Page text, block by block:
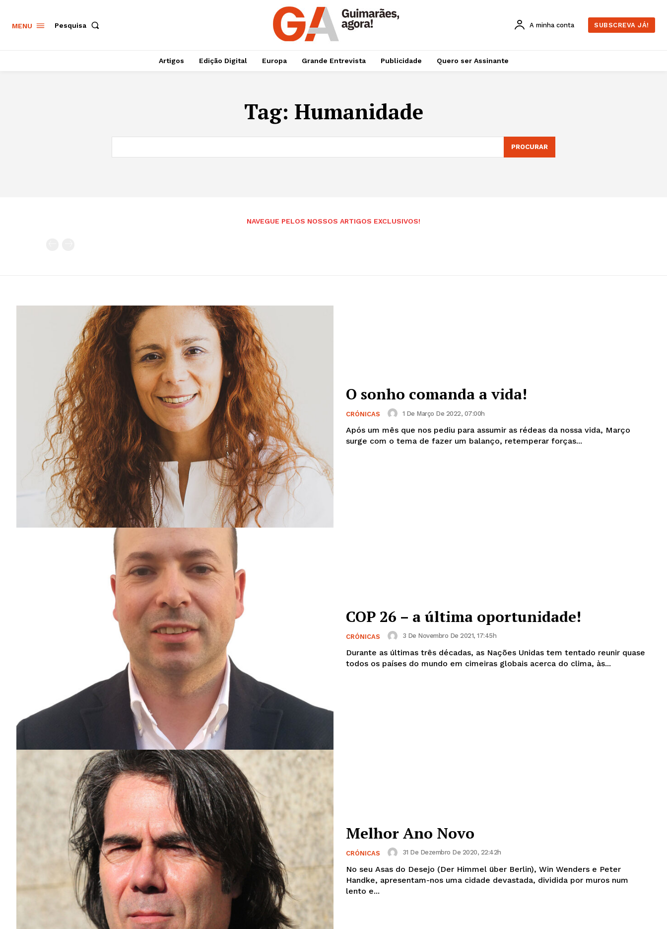
MENU Pesquisa A minha conta SUBSCREVA JÁ!
Artigos Edição Digital Europa Grande Entrevista Publicidade Quero ser Assinante
Tag: Humanidade
PROCURAR
NAVEGUE PELOS NOSSOS ARTIGOS EXCLUSIVOS!
O sonho comanda a vida!
CRÓNICAS 1 De Março De 2022, 07:00h
Após um mês que nos pediu para assumir as rédeas da nossa vida, Março
surge com o tema de fazer um balanço, retemperar forças...
COP 26 – a última oportunidade!
CRÓNICAS 3 De Novembro De 2021, 17:45h
Durante as últimas três décadas, as Nações Unidas tem tentado reunir quase
todos os países do mundo em cimeiras globais acerca do clima, às...
Melhor Ano Novo
CRÓNICAS 31 De Dezembro De 2020, 22:42h
No seu Asas do Desejo (Der Himmel über Berlin), Win Wenders e Peter
Handke, apresentam-nos uma cidade devastada, dividida por muros num
lento e...